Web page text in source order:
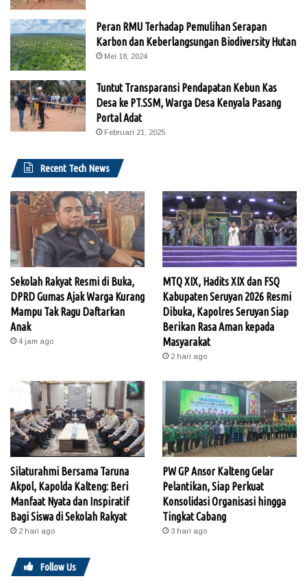
Peran RMU Terhadap Pemulihan Serapan
Karbon dan Keberlangsungan Biodiversity Hutan
Mei 18, 2024
Tuntut Transparansi Pendapatan Kebun Kas
Desa ke PT.SSM, Warga Desa Kenyala Pasang
Portal Adat
Februari 21, 2025
Recent Tech News
Sekolah Rakyat Resmi di Buka,
DPRD Gumas Ajak Warga Kurang
Mampu Tak Ragu Daftarkan
Anak
4 jam ago
MTQ XIX, Hadits XIX dan FSQ
Kabupaten Seruyan 2026 Resmi
Dibuka, Kapolres Seruyan Siap
Berikan Rasa Aman kepada
Masyarakat
2 hari ago
Silaturahmi Bersama Taruna
Akpol, Kapolda Kalteng: Beri
Manfaat Nyata dan Inspiratif
Bagi Siswa di Sekolah Rakyat
2 hari ago
PW GP Ansor Kalteng Gelar
Pelantikan, Siap Perkuat
Konsolidasi Organisasi hingga
Tingkat Cabang
3 hari ago
Follow Us